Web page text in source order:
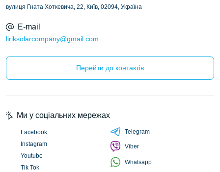
вулиця Гната Хоткевича, 22, Київ, 02094, Україна
E-mail
liriksolarcompany@gmail.com
Перейти до контактів
Ми у соціальних мережах
Facebook
Instagram
Youtube
Tik Tok
Telegram
Viber
Whatsapp